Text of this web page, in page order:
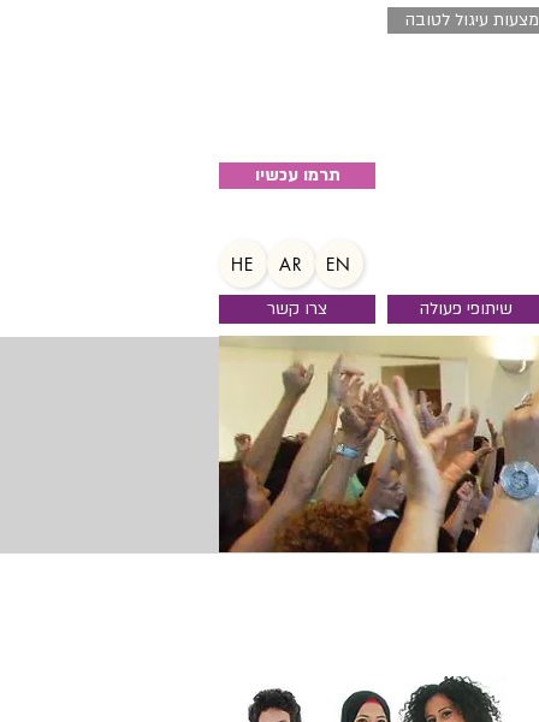
עיגול לטובה
תרמו עכשיו
HE AR
EN
צרו קשר
שיתופי פעולה